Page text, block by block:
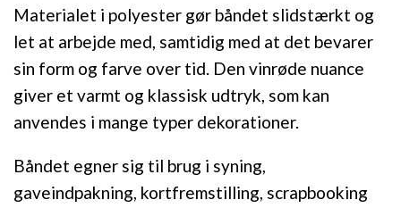
Materialet i polyester gør båndet slidstærkt og
let at arbejde med, samtidig med at det bevarer
sin form og farve over tid. Den vinrøde nuance
giver et varmt og klassisk udtryk, som kan
anvendes i mange typer dekorationer.
Båndet egner sig til brug i syning,
gaveindpakning, kortfremstilling, scrapbooking